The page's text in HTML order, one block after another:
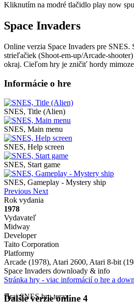
Hraj SNES hru teraz
Kliknutím na modré tlačidlo play now
Space Invaders
Online verzia Space Invaders pre SNES.
strieľačiek (Shoot-em-up/Arcade-
okraj. Cieľom hry je zničiť hordy
Informácie o hre
SNES, Title (Alien)
SNES, Main menu
SNES, Help screen
SNES, Start game
SNES, Gameplay - Mystery ship
Previous Next
Rok vydania
1978
Vydavateľ
Midway
Developer
Taito Corporation
Platformy
Arcade (1978), Atari 2600, Atari 8-bit
Space Invaders downloady & info
Stránka hry - viac informácií o hre a
Ďalšie verzie online 4